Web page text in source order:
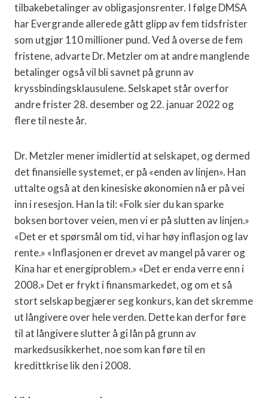
tilbakebetalinger av obligasjonsrenter. I følge DMSA
har Evergrande allerede gått glipp av fem tidsfrister
som utgjør 110 millioner pund. Ved å overse de fem
fristene, advarte Dr. Metzler om at andre manglende
betalinger også vil bli savnet på grunn av
kryssbindingsklausulene. Selskapet står overfor
andre frister 28. desember og 22. januar 2022 og
flere til neste år.
Dr. Metzler mener imidlertid at selskapet, og dermed
det finansielle systemet, er på «enden av linjen». Han
uttalte også at den kinesiske økonomien nå er på vei
inn i resesjon. Han la til: «Folk sier du kan sparke
boksen bortover veien, men vi er på slutten av linjen.»
«Det er et spørsmål om tid, vi har høy inflasjon og lav
rente.» «Inflasjonen er drevet av mangel på varer og
Kina har et energiproblem.» «Det er enda verre enn i
2008.» Det er frykt i finansmarkedet, og om et så
stort selskap begjærer seg konkurs, kan det skremme
ut långivere over hele verden. Dette kan derfor føre
til at långivere slutter å gi lån på grunn av
markedsusikkerhet, noe som kan føre til en
kredittkrise lik den i 2008.